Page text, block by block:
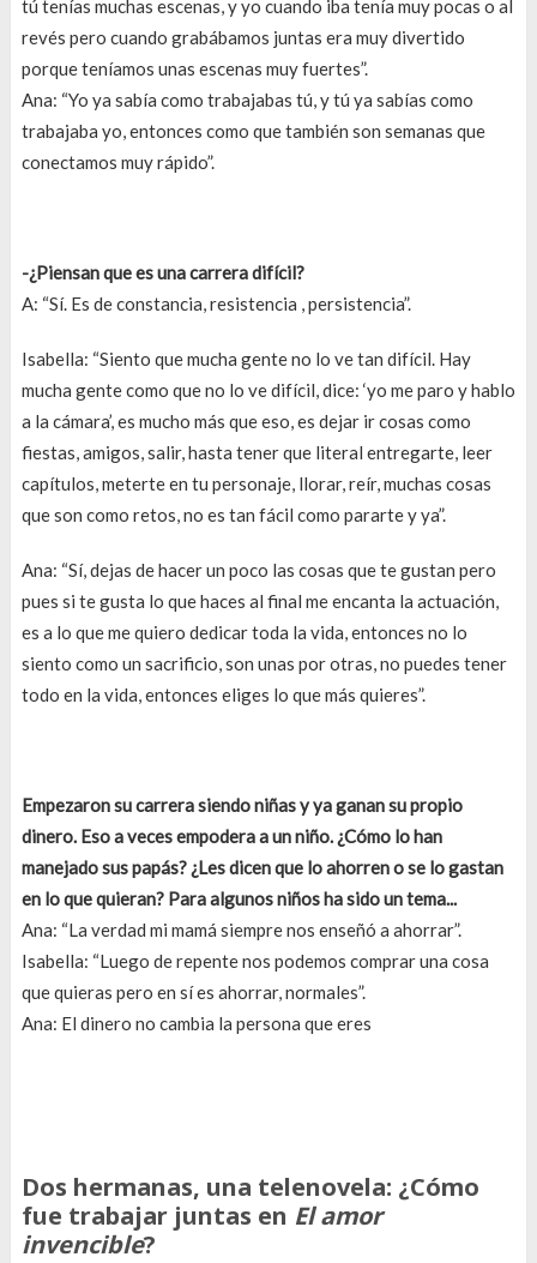
tú tenías muchas escenas, y yo cuando iba tenía muy pocas o al
revés pero cuando grabábamos juntas era muy divertido
porque teníamos unas escenas muy fuertes”.
Ana: “Yo ya sabía como trabajabas tú, y tú ya sabías como
trabajaba yo, entonces como que también son semanas que
conectamos muy rápido”.
-¿Piensan que es una carrera difícil?
A: “Sí. Es de constancia, resistencia , persistencia”.
Isabella: “Siento que mucha gente no lo ve tan difícil. Hay
mucha gente como que no lo ve difícil, dice: ‘yo me paro y hablo
a la cámara’, es mucho más que eso, es dejar ir cosas como
fiestas, amigos, salir, hasta tener que literal entregarte, leer
capítulos, meterte en tu personaje, llorar, reír, muchas cosas
que son como retos, no es tan fácil como pararte y ya”.
Ana: “Sí, dejas de hacer un poco las cosas que te gustan pero
pues si te gusta lo que haces al final me encanta la actuación,
es a lo que me quiero dedicar toda la vida, entonces no lo
siento como un sacrificio, son unas por otras, no puedes tener
todo en la vida, entonces eliges lo que más quieres”.
Empezaron su carrera siendo niñas y ya ganan su propio
dinero. Eso a veces empodera a un niño. ¿Cómo lo han
manejado sus papás? ¿Les dicen que lo ahorren o se lo gastan
en lo que quieran? Para algunos niños ha sido un tema...
Ana: “La verdad mi mamá siempre nos enseñó a ahorrar”.
Isabella: “Luego de repente nos podemos comprar una cosa
que quieras pero en sí es ahorrar, normales”.
Ana: El dinero no cambia la persona que eres
Dos hermanas, una telenovela: ¿Cómo
fue trabajar juntas en El amor
invencible?